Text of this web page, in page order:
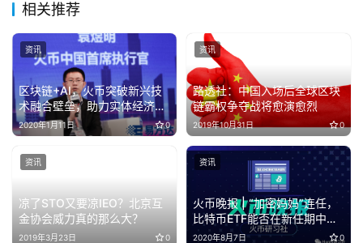
相关推荐
区块链+AI，火币突破新兴技
术融合壁垒，助力实体经济效
率提升
2020年1月11日 0
资讯
路透社：中国入场后全球区块
链霸权争夺战将愈演愈烈
2019年10月31日 0
资讯
凉了STO又要凉IEO？北京互
金协会威力真的那么大？
2019年3月23日 0
资讯
火币晚报 | “加密妈妈”连任，
比特币ETF能否在新任期中获
得批准？
2020年8月7日 0
资讯